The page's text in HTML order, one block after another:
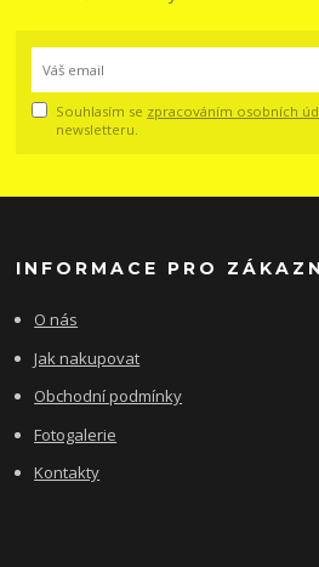
Souhlasím se zpracováním osobních
newsletteru.
INFORMACE PRO
O nás
Jak nakupovat
Obchodní podmínky
Fotogalerie
Kontakty